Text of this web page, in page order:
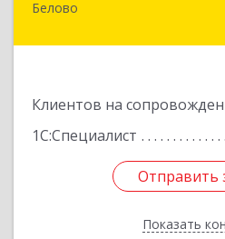
Белово
Клиентов на
1С:Специалист
Отправить
Показать
Кемеровская обл,
Отправить
Назад